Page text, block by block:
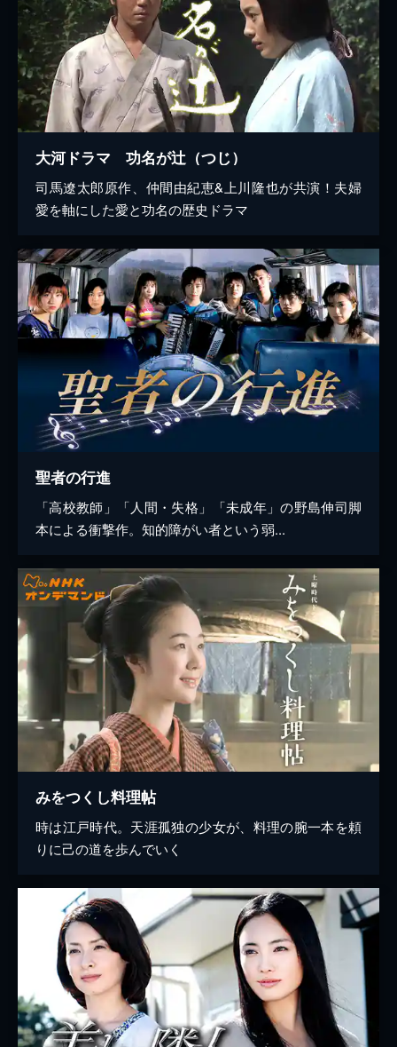
大河ドラマ 功名が辻（つじ）
司馬遼太郎原作、仲間由紀恵&上川隆也が共演！夫婦
愛を軸にした愛と功名の歴史ドラマ
聖者の行進
「高校教師」「人間・失格」「未成年」の野島伸司脚
本による衝撃作。知的障がい者という弱...
みをつくし料理帖
時は江戸時代。天涯孤独の少女が、料理の腕一本を頼
りに己の道を歩んでいく